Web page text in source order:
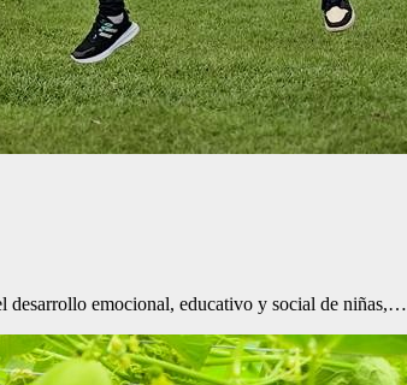
desarrollo emocional, educativo y social de niñas,…